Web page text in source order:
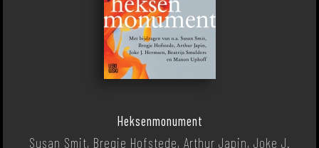
Heksenmonument
Susan Smit, Bregje Hofstede, Arthur Japin, Joke J.